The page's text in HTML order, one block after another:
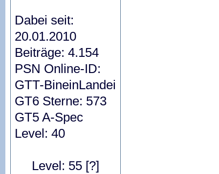
Dabei seit:
20.01.2010
Beiträge: 4.154
PSN Online-ID:
GTT-BineinLandei
GT6 Sterne: 573
GT5 A-Spec
Level: 40
Level: 55 [?]